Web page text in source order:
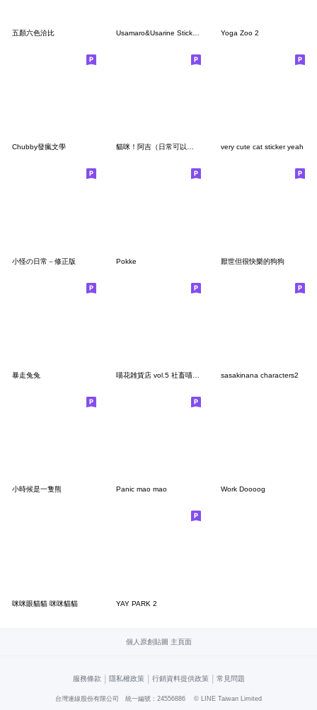
五顏六色洽比 Yoga Zoo 2
Chubby發瘋文學 貓咪！阿吉（日常可以用的貼圖） very cute cat sticker yeah
小怪の日常－修正版 Pokke 厭世但很快樂的狗狗
暴走兔兔 sasakinana characters2
小時候是一隻熊 Panic mao mao Work Doooog
咪咪眼貓貓 咪咪貓貓 YAY PARK 2
個人原創貼圖 主頁面
服務條款 | 隱私權政策 | 行銷資料提供政策 | 常見問題
台灣連線股份有限公司 統一編號：24556886 © LINE Taiwan Limited